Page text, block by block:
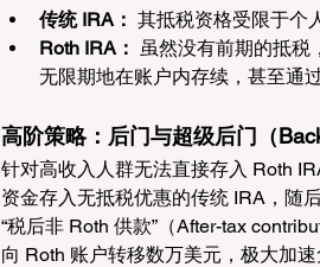
传统 IRA： 其抵税资格受限于个
Roth IRA：
虽然没有前期的抵税
无限期地在账户内存续，甚至通
高阶策略：后门与超级后门（
针对高收入人群无法直接存入 Roth
资金存入无抵税优惠的传统 IRA，随
“税后非 Roth 供款”（After-tax
向 Roth 账户转移数万美元，极大加速